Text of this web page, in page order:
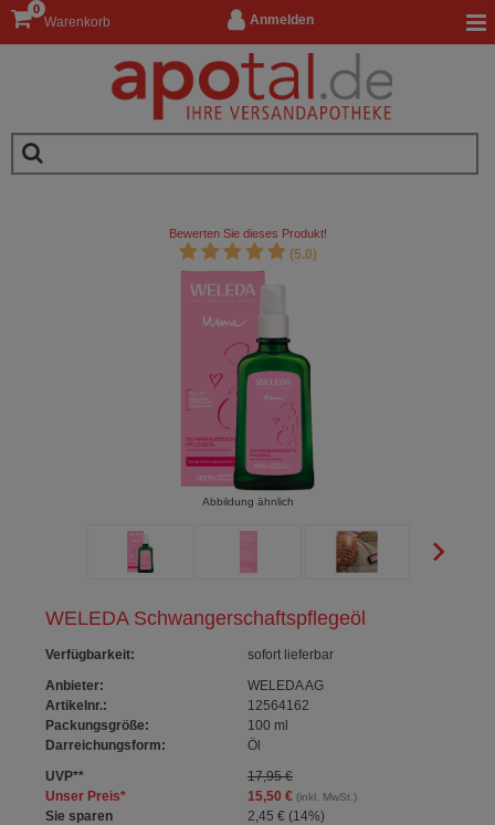
Anmelden
Warenkorb
0
WELEDA Schwangerschaftspflegeöl
Verfügbarkeit:
sofort lieferbar
Anbieter:
WELEDA AG
Artikelnr.:
12564162
Packungsgröße:
100 ml
Darreichungsform:
Öl
UVP**
17,95 €
Unser Preis* 15,50 €(inkl. MwSt.)
Sie sparen 2,45 € (14%)
Bewerten Sie dieses Produkt!
(5.0)
Abbildung ähnlich